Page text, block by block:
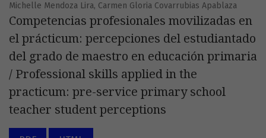
Michelle Mendoza Lira, Carmen Gloria Covarrubias Apablaza
Competencias profesionales movilizadas en
el prácticum: percepciones del estudiantado
del grado de maestro en educación primaria
/ Professional skills applied in the
practicum: pre-service primary school
teacher student perceptions